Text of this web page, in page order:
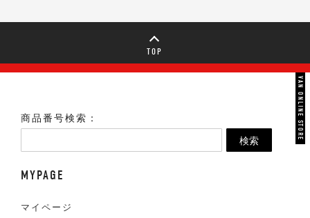
TOP
商品番号検索：
検索
MYPAGE
マイページ
VAN ONLINE STORE